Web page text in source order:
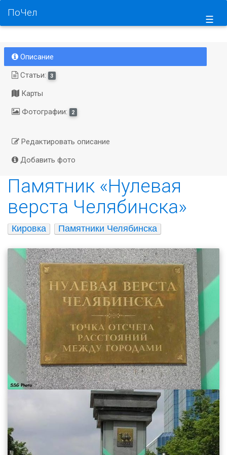
☰
ПоЧел
Описание
Статьи:
3
Карты
Фотографии:
2
Редактировать описание
Добавить фото
Памятник «Нулевая
верста Челябинска»
Кировка Памятники Челябинска